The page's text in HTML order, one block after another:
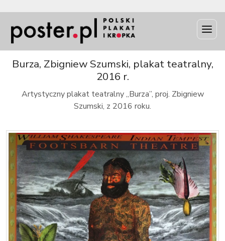
Burza, Zbigniew Szumski, plakat teatralny,
2016 r.
Artystyczny plakat teatralny „Burza”, proj. Zbigniew
Szumski, z 2016 roku.